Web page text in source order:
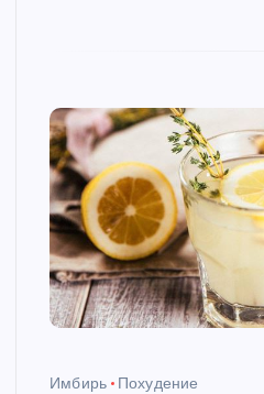
Имбирь Похудение